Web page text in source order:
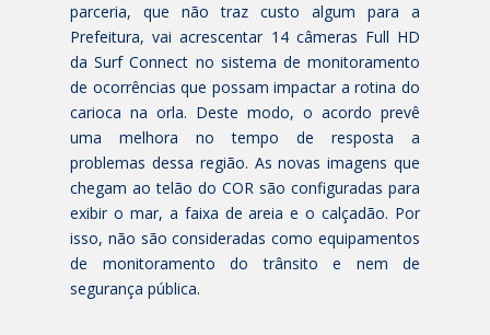
parceria, que não traz custo algum para a
Prefeitura, vai acrescentar 14 câmeras Full HD
da Surf Connect no sistema de monitoramento
de ocorrências que possam impactar a rotina do
carioca na orla. Deste modo, o acordo prevê
uma melhora no tempo de resposta a
problemas dessa região. As novas imagens que
chegam ao telão do COR são configuradas para
exibir o mar, a faixa de areia e o calçadão. Por
isso, não são consideradas como equipamentos
de monitoramento do trânsito e nem de
segurança pública.